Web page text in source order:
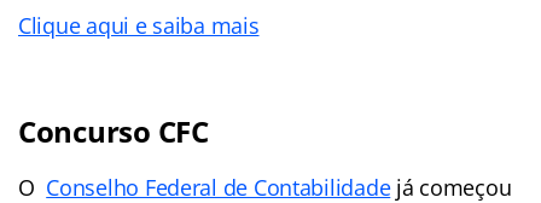
Clique aqui e saiba mais
Concurso CFC
O Conselho Federal de Contabilidadejá começou